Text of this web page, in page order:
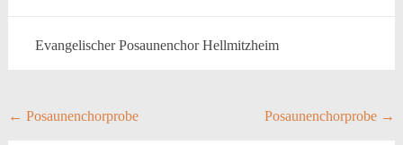
Evangelischer Posaunenchor Hellmitzheim
Post
← Posaunenchorprobe Posaunenchorprobe →